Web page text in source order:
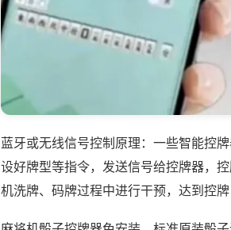
蓝牙或无线信号控制原理：一些智能控
设好牌型等指令，发送信号给控牌器，
机洗牌、码牌过程中进行干预，达到控牌